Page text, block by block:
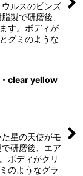
ルスのピンズ
製で研磨後、
す。ボディが
グミのような
clear yellow
星の天使がモ
研磨後、エア
ボディがクリ
のようなグラ